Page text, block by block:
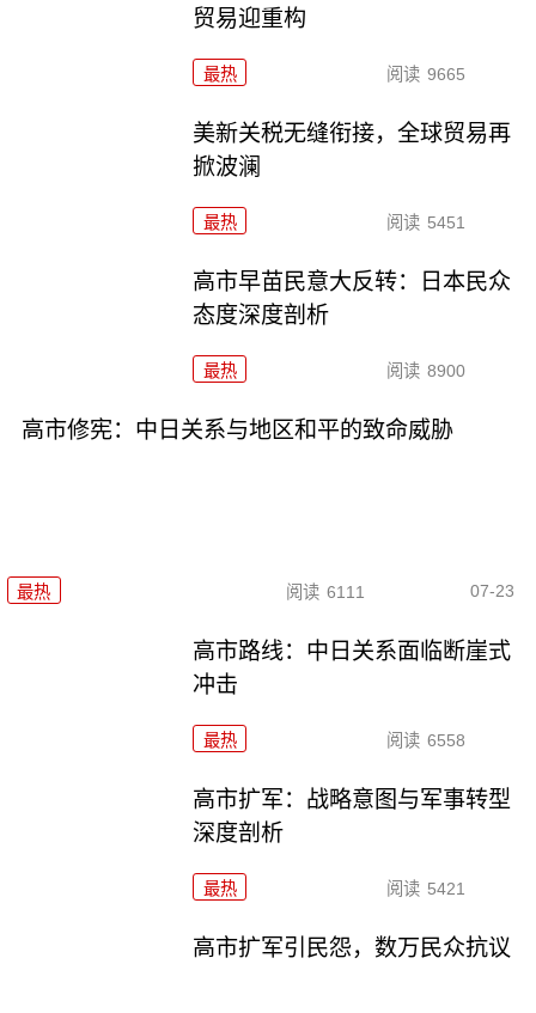
贸易迎重构
最热 阅读 9665
美新关税无缝衔接，全球贸易再
掀波澜
最热 阅读 5451
高市早苗民意大反转：日本民众
态度深度剖析
最热 阅读 8900
高市修宪：中日关系与地区和平的致命威胁
最热 阅读 6111 07-23
高市路线：中日关系面临断崖式
冲击
最热 阅读 6558
高市扩军：战略意图与军事转型
深度剖析
最热 阅读 5421
高市扩军引民怨，数万民众抗议